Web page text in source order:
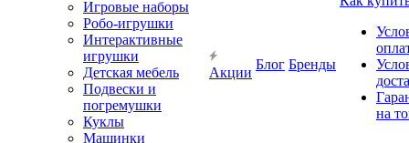
Игровые наборы
Робо-игрушки
Интерактивные
игрушки
Детская мебель
Подвески и
погремушки
Куклы
Машинки
Акции
Блог Бренды
на